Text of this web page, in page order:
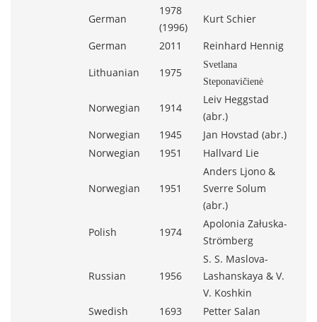
German
1978
(1996)
Kurt Schier
German
2011
Reinhard Hennig
Lithuanian
1975
Svetlana
Steponavičienė
Norwegian 1914
Leiv Heggstad
(abr.)
Norwegian
1945
Jan Hovstad (abr.)
Norwegian
1951 Hallvard Lie
Norwegian 1951
Anders Ljono &
Sverre Solum
(abr.)
Polish
1974
Apolonia Załuska-
Strömberg
Russian 1956
S. S. Maslova-
Lashanskaya & V.
V. Koshkin
Swedish
1693
Petter Salan